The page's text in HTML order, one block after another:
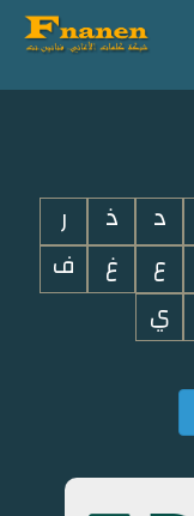
د ذ
ر
ع غ
ف
ي